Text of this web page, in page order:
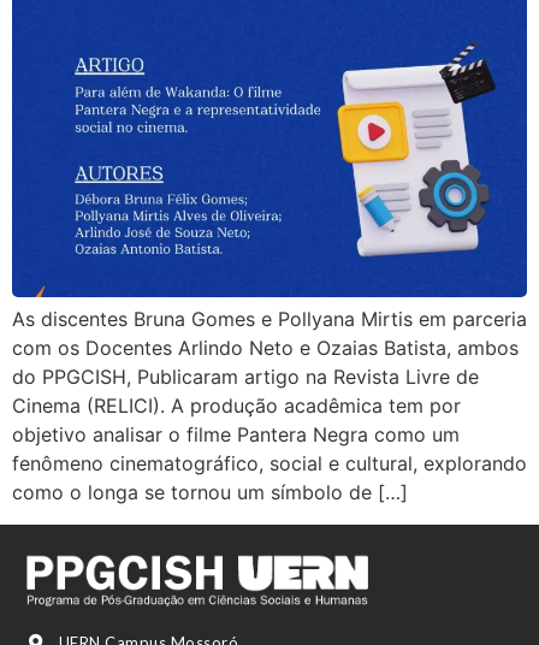
As discentes Bruna Gomes e Pollyana Mirtis em parceria
com os Docentes Arlindo Neto e Ozaias Batista, ambos
do PPGCISH, Publicaram artigo na Revista Livre de
Cinema (RELICI). A produção acadêmica tem por
objetivo analisar o filme Pantera Negra como um
fenômeno cinematográfico, social e cultural, explorando
como o longa se tornou um símbolo de […]